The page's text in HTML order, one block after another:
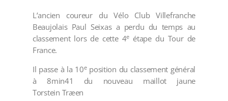
L’ancien coureur du Vélo Club Villefranche
Beaujolais Paul Seixas a perdu du temps au
classement lors de cette 4e étape du Tour de
France.
Il passe à la 10eposition du classement général
à 8min41 du nouveau maillot jaune
Torstein Træen